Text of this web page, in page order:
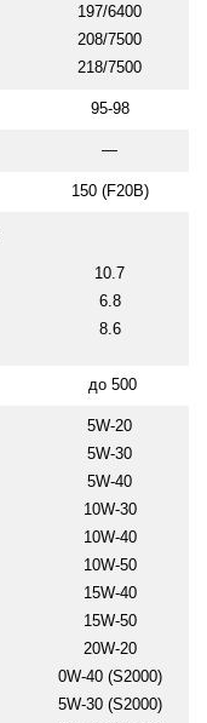
197/6400
208/7500
218/7500
95-98
—
150 (F20B)
10.7
6.8
8.6
до 500
5W-20
5W-30
5W-40
10W-30
10W-40
10W-50
15W-40
15W-50
20W-20
0W-40 (S2000)
5W-30 (S2000)